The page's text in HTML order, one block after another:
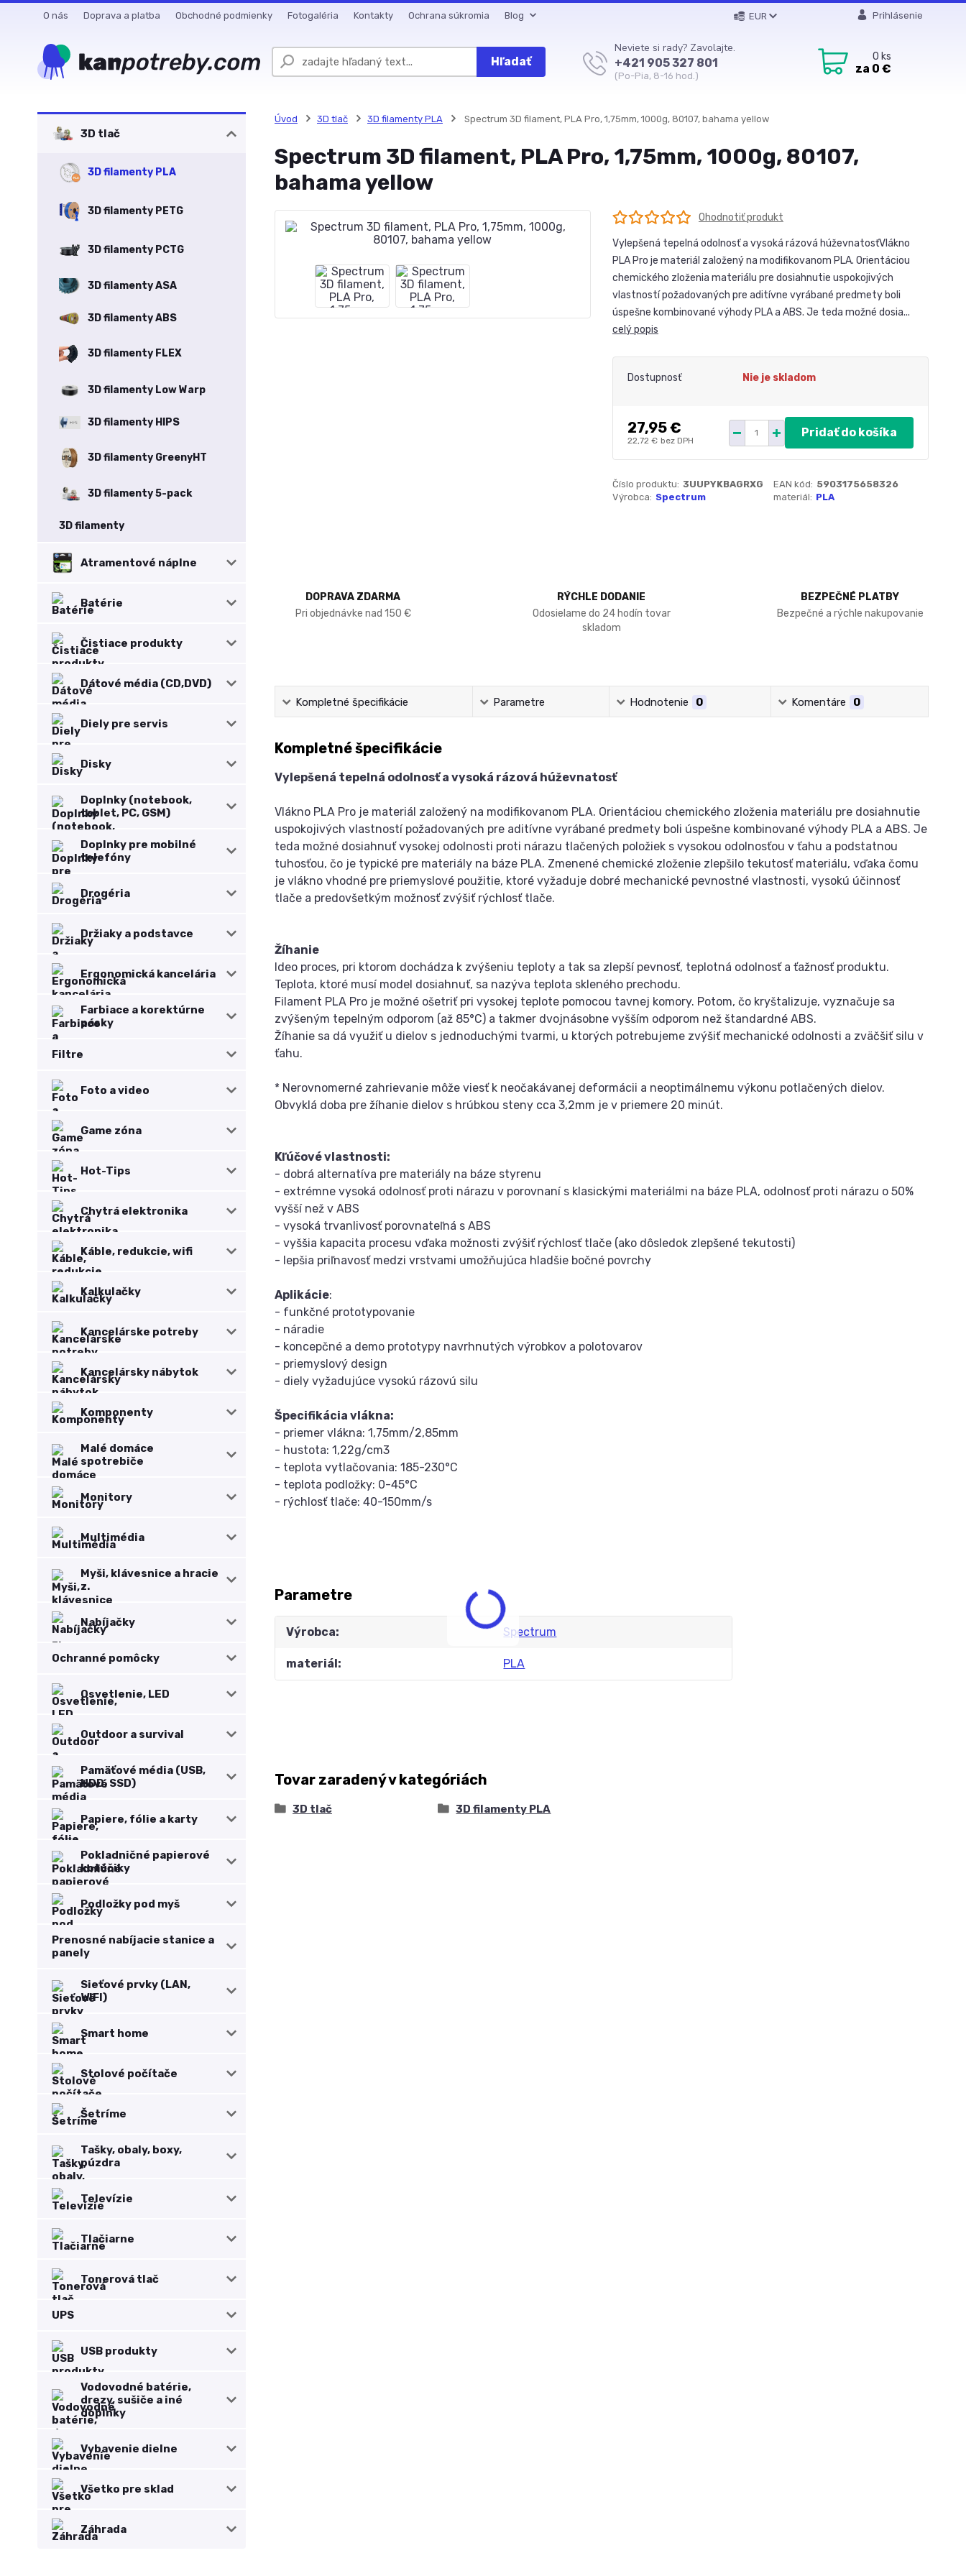
O nás Doprava a platba Obchodné podmienky Fotogaléria Kontakty Ochrana súkromia Blog EUR Prihlásenie
Hľadať
Neviete si rady? Zavolajte.
+421 905 327 801
(Po-Pia, 8-16 hod.)
0 ks
za 0 €
3D tlač
3D filamenty PLA
3D filamenty PETG
3D filamenty PCTG
3D filamenty ASA
3D filamenty ABS
3D filamenty FLEX
3D filamenty Low Warp
3D filamenty HIPS
3D filamenty GreenyHT
3D filamenty 5-pack
3D filamenty
Atramentové náplne
Batérie
Čistiace produkty
Dátové média (CD,DVD)
Diely pre servis
Disky
Doplnky (notebook,
tablet, PC, GSM)
Doplnky pre mobilné
telefóny
Drogéria
Držiaky a podstavce
Ergonomická kancelária
Farbiace a korektúrne
pásky
Filtre
Foto a video
Game zóna
Hot-Tips
Chytrá elektronika
Káble, redukcie, wifi
Kalkulačky
Kancelárske potreby
Kancelársky nábytok
Komponenty
Malé domáce
spotrebiče
Monitory
Multimédia
Myši, klávesnice a hracie
z.
Nabíjačky
Ochranné pomôcky
Osvetlenie, LED
Outdoor a survival
Pamäťové média (USB,
HDD, SSD)
Papiere, fólie a karty
Pokladničné papierové
kotúčiky
Podložky pod myš
Prenosné nabíjacie stanice a
panely
Sieťové prvky (LAN,
WIFI)
Smart home
Stolové počítače
Šetríme
Tašky, obaly, boxy,
púzdra
Televízie
Tlačiarne
Tonerová tlač
UPS
USB produkty
Vodovodné batérie,
drezy, sušiče a iné
doplnky
Vybavenie dielne
Všetko pre sklad
Záhrada
Úvod 3D tlač 3D filamenty PLA Spectrum 3D filament, PLA Pro, 1,75mm, 1000g, 80107, bahama yellow
Spectrum 3D filament, PLA Pro, 1,75mm, 1000g, 80107,
bahama yellow
Ohodnotiť produkt
Vylepšená tepelná odolnosť a vysoká rázová húževnatosťVlákno
PLA Pro je materiál založený na modifikovanom PLA. Orientáciou
chemického zloženia materiálu pre dosiahnutie uspokojivých
vlastností požadovaných pre aditívne vyrábané predmety boli
úspešne kombinované výhody PLA a ABS. Je teda možné dosia...
celý popis
Dostupnosť Nie je skladom
27,95 €
22,72 € bez DPH
Pridať do košíka
Číslo produktu: 3UUPYKBAGRXG EAN kód: 5903175658326
Výrobca: Spectrum materiál: PLA
DOPRAVA ZDARMA
Pri objednávke nad 150 €
RÝCHLE DODANIE
Odosielame do 24 hodín tovar
skladom
BEZPEČNÉ PLATBY
Bezpečné a rýchle nakupovanie
Kompletné špecifikácie Parametre Hodnotenie 0 Komentáre 0
Kompletné špecifikácie
Vylepšená tepelná odolnosť a vysoká rázová húževnatosť
Vlákno PLA Pro je materiál založený na modifikovanom PLA. Orientáciou chemického zloženia materiálu pre dosiahnutie
uspokojivých vlastností požadovaných pre aditívne vyrábané predmety boli úspešne kombinované výhody PLA a ABS. Je
teda možné dosiahnuť vysokej odolnosti proti nárazu tlačených položiek s vysokou odolnosťou v ťahu a podstatnou
tuhosťou, čo je typické pre materiály na báze PLA. Zmenené chemické zloženie zlepšilo tekutosť materiálu, vďaka čomu
je vlákno vhodné pre priemyslové použitie, ktoré vyžaduje dobré mechanické pevnostné vlastnosti, vysokú účinnosť
tlače a predovšetkým možnosť zvýšiť rýchlosť tlače.
Žíhanie
Ideo proces, pri ktorom dochádza k zvýšeniu teploty a tak sa zlepší pevnosť, teplotná odolnosť a ťažnosť produktu.
Teplota, ktoré musí model dosiahnuť, sa nazýva teplota skleného prechodu.
Filament PLA Pro je možné ošetriť pri vysokej teplote pomocou tavnej komory. Potom, čo kryštalizuje, vyznačuje sa
zvýšeným tepelným odporom (až 85°C) a takmer dvojnásobne vyšším odporom než štandardné ABS.
Žíhanie sa dá využiť u dielov s jednoduchými tvarmi, u ktorých potrebujeme zvýšiť mechanické odolnosti a zväčšiť silu v
ťahu.
* Nerovnomerné zahrievanie môže viesť k neočakávanej deformácii a neoptimálnemu výkonu potlačených dielov.
Obvyklá doba pre žíhanie dielov s hrúbkou steny cca 3,2mm je v priemere 20 minút.
Kľúčové vlastnosti:
- dobrá alternatíva pre materiály na báze styrenu
- extrémne vysoká odolnosť proti nárazu v porovnaní s klasickými materiálmi na báze PLA, odolnosť proti nárazu o 50%
vyšší než v ABS
- vysoká trvanlivosť porovnateľná s ABS
- vyššia kapacita procesu vďaka možnosti zvýšiť rýchlosť tlače (ako dôsledok zlepšené tekutosti)
- lepšia priľnavosť medzi vrstvami umožňujúca hladšie bočné povrchy
Aplikácie:
- funkčné prototypovanie
- náradie
- koncepčné a demo prototypy navrhnutých výrobkov a polotovarov
- priemyslový design
- diely vyžadujúce vysokú rázovú silu
Špecifikácia vlákna:
- priemer vlákna: 1,75mm/2,85mm
- hustota: 1,22g/cm3
- teplota vytlačovania: 185-230°C
- teplota podložky: 0-45°C
- rýchlosť tlače: 40-150mm/s
Parametre
Výrobca Spectrum
materiál PLA
Tovar zaradený v kategóriách
3D tlač 3D filamenty PLA